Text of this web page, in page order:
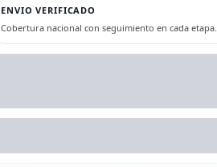
ENVIO VERIFICADO
Cobertura nacional con seguimiento en cada etapa.